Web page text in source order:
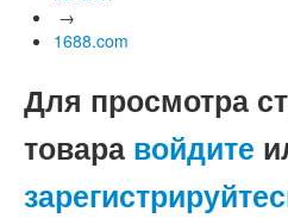
→
1688.com
Для просмотра
товара войдите